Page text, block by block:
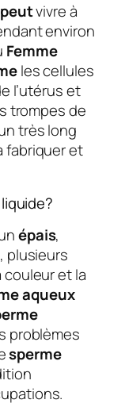
vivre à
environ
Femme
les cellules
l’utérus et
trompes de
très long
fabriquer et
épais,
plusieurs
et la
aqueux
problèmes
sperme